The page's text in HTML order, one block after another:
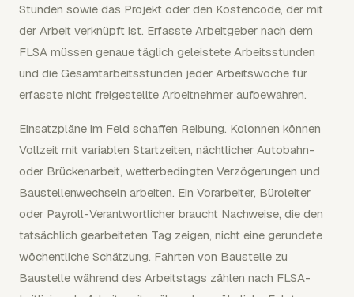
Stunden sowie das Projekt oder den Kostencode, der mit
der Arbeit verknüpft ist. Erfasste Arbeitgeber nach dem
FLSA müssen genaue täglich geleistete Arbeitsstunden
und die Gesamtarbeitsstunden jeder Arbeitswoche für
erfasste nicht freigestellte Arbeitnehmer aufbewahren.
Einsatzpläne im Feld schaffen Reibung. Kolonnen können
Vollzeit mit variablen Startzeiten, nächtlicher Autobahn-
oder Brückenarbeit, wetterbedingten Verzögerungen und
Baustellenwechseln arbeiten. Ein Vorarbeiter, Büroleiter
oder Payroll-Verantwortlicher braucht Nachweise, die den
tatsächlich gearbeiteten Tag zeigen, nicht eine gerundete
wöchentliche Schätzung. Fahrten von Baustelle zu
Baustelle während des Arbeitstags zählen nach FLSA-